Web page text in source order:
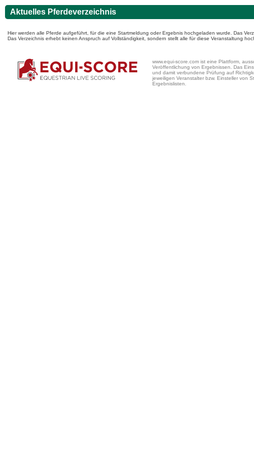
Aktuelles Pferdeverzeichnis
Hier werden alle Pferde aufgeführt, für die eine Startmeldung oder Ergebnis hochgeladen wurde. Das
Das Verzeichnis erhebt keinen Anspruch auf Vollständigkeit, sondern stellt alle für diese Veranstaltung
www.equi-score.com ist eine Plattform,
Veröffentlichung von Ergebnissen. Das
und damit verbundene Prüfung auf
jeweiligen Veranstalter bzw. Einsteller von
Ergebnislisten.